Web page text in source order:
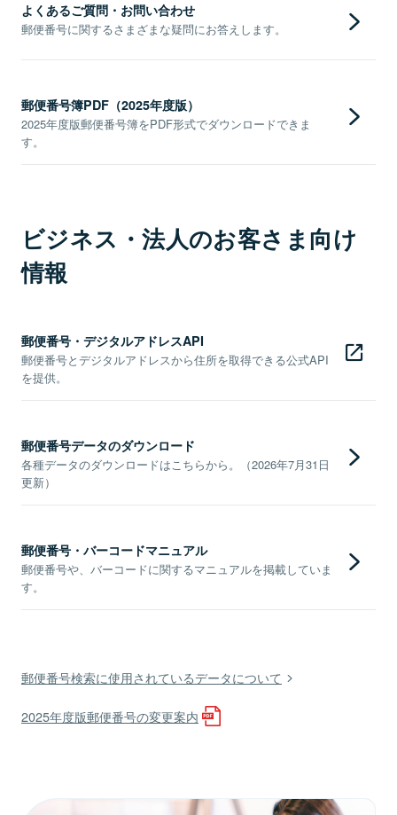
よくあるご質問・お問い合わせ
郵便番号に関するさまざまな疑問にお答えします。
郵便番号簿PDF（2025年度版）
2025年度版郵便番号簿をPDF形式でダウンロードできま
す。
ビジネス・法人のお客さま向け
情報
郵便番号・デジタルアドレスAPI
郵便番号とデジタルアドレスから住所を取得できる公式API
を提供。
郵便番号データのダウンロード
各種データのダウンロードはこちらから。（2026年7月31日
更新）
郵便番号・バーコードマニュアル
郵便番号や、バーコードに関するマニュアルを掲載していま
す。
郵便番号検索に使用されているデータについて
2025年度版郵便番号の変更案内